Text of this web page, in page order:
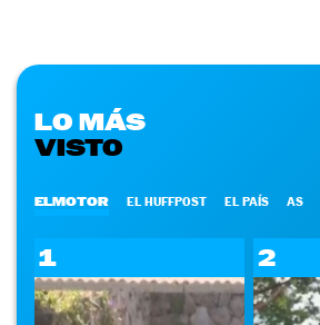
LO MÁS
VISTO
ELMOTOR EL HUFFPOST EL PAÍS AS
1 2